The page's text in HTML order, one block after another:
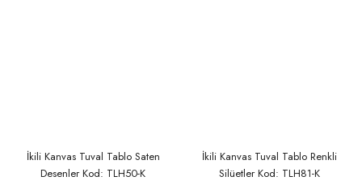
İkili Kanvas Tuval Tablo Saten
Desenler Kod: TLH50-K
İkili Kanvas Tuval Tablo Renkli
Silüetler Kod: TLH81-K